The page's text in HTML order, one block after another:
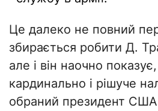
Це далеко не повний
збирається робити Д.
але і він наочно
кардинально і рішуче
обраний президент